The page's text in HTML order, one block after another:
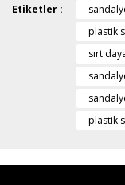
Etiketler :
plastik
sırt
plastik